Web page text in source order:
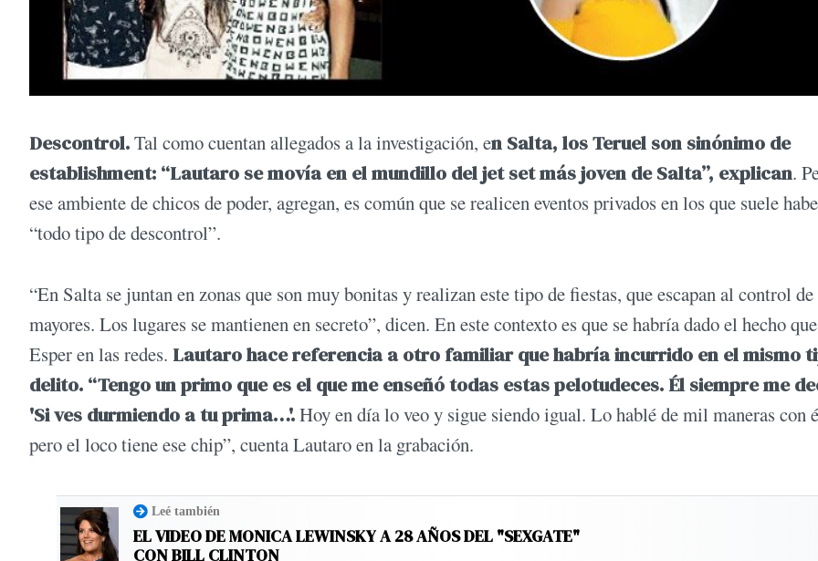
Descontrol.Tal como cuentan allegados a la investigación, en Salta, los Teruel son sinónimo de
establishment: “Lautaro se movía en el mundillo del jet set más joven de Salta”, explican.
ese ambiente de chicos de poder, agregan, es común que se realicen eventos privados en los que suele
“todo tipo de descontrol”.
“En Salta se juntan en zonas que son muy bonitas y realizan este tipo de fiestas, que escapan al control
mayores. Los lugares se mantienen en secreto”, dicen. En este contexto es que se habría dado el hecho
Esper en las redes. Lautaro hace referencia a otro familiar que habría incurrido en el mismo
delito. “Tengo un primo que es el que me enseñó todas estas pelotudeces. Él siempre me
'Si ves durmiendo a tu prima…'.Hoy en día lo veo y sigue siendo igual. Lo hablé de mil maneras con
pero el loco tiene ese chip”, cuenta Lautaro en la grabación.
Leé también
EL VIDEO DE MONICA LEWINSKY A 28 AÑOS DEL "SEXGATE"
CON BILL CLINTON